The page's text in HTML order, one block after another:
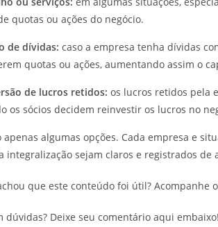
quotas ou ações do negócio.
de dívidas: caso a empresa tenha dívidas
quotas ou ações, aumentando assim o
de lucros retidos: os lucros retidos pela
os sócios decidem reinvestir os lucros no
apenas algumas opções. Cada empresa e
integralização sejam claros e registrados de
que este conteúdo foi útil?
dúvidas? Deixe seu comentário aqui